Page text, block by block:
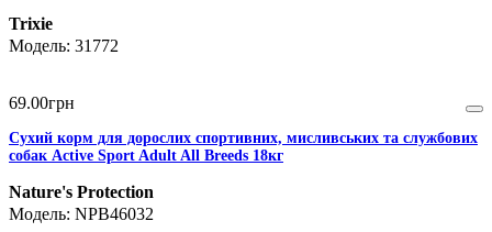
Trixie
31772
69.00грн
Сухий корм для дорослих спортивних, мисливських та службових
собак Active Sport Adult All Breeds 18кг
Nature's Protection
NPB46032